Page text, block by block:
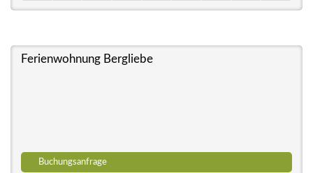
Ferienwohnung Bergliebe
Buchungsanfrage